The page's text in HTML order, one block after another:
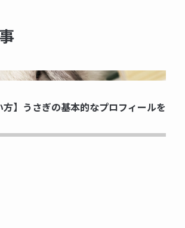
NOW PRINTING...
方】うさぎの基本的なプロフィールを